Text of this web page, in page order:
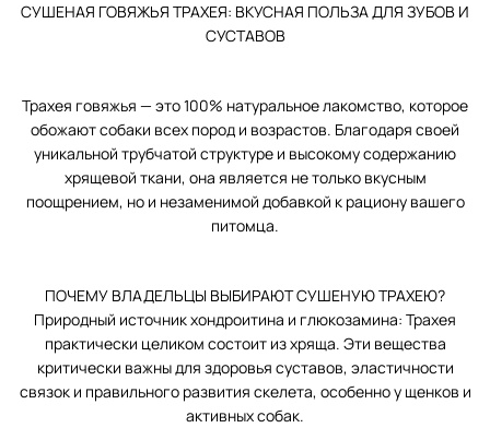
СУШЕНАЯ ГОВЯЖЬЯ ТРАХЕЯ: ВКУСНАЯ ПОЛЬЗА ДЛЯ ЗУБОВ И
СУСТАВОВ
Трахея говяжья — это 100% натуральное лакомство, которое
обожают собаки всех пород и возрастов. Благодаря своей
уникальной трубчатой структуре и высокому содержанию
хрящевой ткани, она является не только вкусным
поощрением, но и незаменимой добавкой к рациону вашего
питомца.
ПОЧЕМУ ВЛАДЕЛЬЦЫ ВЫБИРАЮТ СУШЕНУЮ ТРАХЕЮ?
Природный источник хондроитина и глюкозамина: Трахея
практически целиком состоит из хряща. Эти вещества
критически важны для здоровья суставов, эластичности
связок и правильного развития скелета, особенно у щенков и
активных собак.